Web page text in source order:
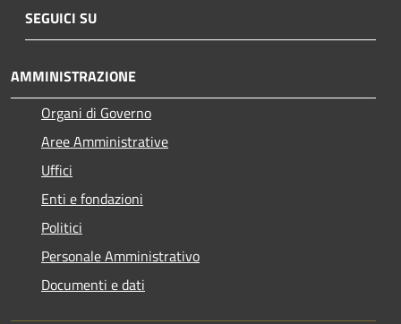
SEGUICI SU
AMMINISTRAZIONE
Organi di Governo
Aree Amministrative
Uffici
Enti e fondazioni
Politici
Personale Amministrativo
Documenti e dati